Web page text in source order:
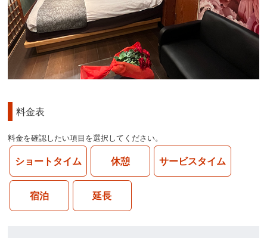
料金表
料金を確認したい項目を選択してください。
ショートタイム 休憩 サービスタイム
宿泊 延長